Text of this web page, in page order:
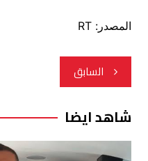
المصدر: RT
تصفّح
المقالات
السابق
شاهد ايضا